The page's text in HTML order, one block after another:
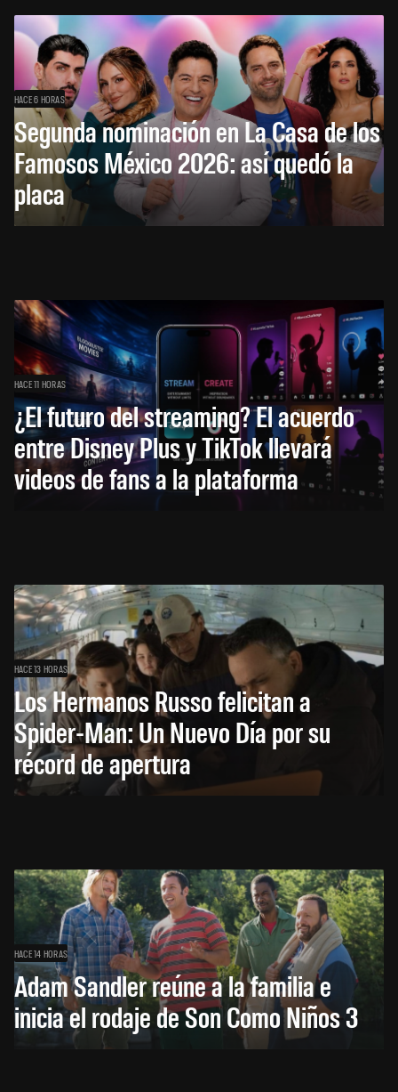
HACE 6 HORAS
Segunda nominación en La Casa de los
Famosos México 2026: así quedó la
placa
HACE 11 HORAS
¿El futuro del streaming? El acuerdo
entre Disney Plus y TikTok llevará
videos de fans a la plataforma
HACE 13 HORAS
Los Hermanos Russo felicitan a
Spider-Man: Un Nuevo Día por su
récord de apertura
HACE 14 HORAS
Adam Sandler reúne a la familia e
inicia el rodaje de Son Como Niños 3